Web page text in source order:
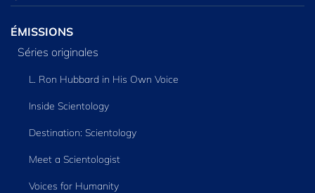
ÉMISSIONS
Séries originales
L. Ron Hubbard in His Own Voice
Inside Scientology
Destination: Scientology
Meet a Scientologist
Voices for Humanity